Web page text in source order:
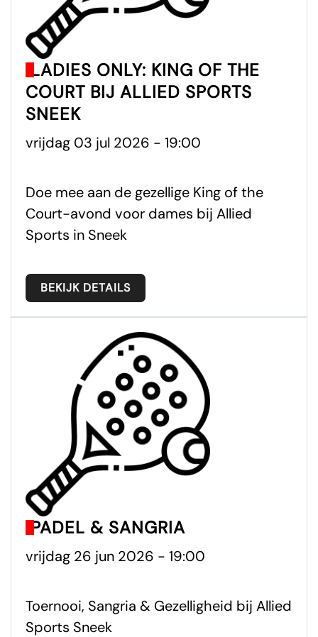
LADIES ONLY: KING OF THE
COURT BIJ ALLIED SPORTS
SNEEK
vrijdag 03 jul 2026 - 19:00
Doe mee aan de gezellige King of the
Court-avond voor dames bij Allied
Sports in Sneek
BEKIJK DETAILS
PADEL & SANGRIA
vrijdag 26 jun 2026 - 19:00
Toernooi, Sangria & Gezelligheid bij Allied
Sports Sneek